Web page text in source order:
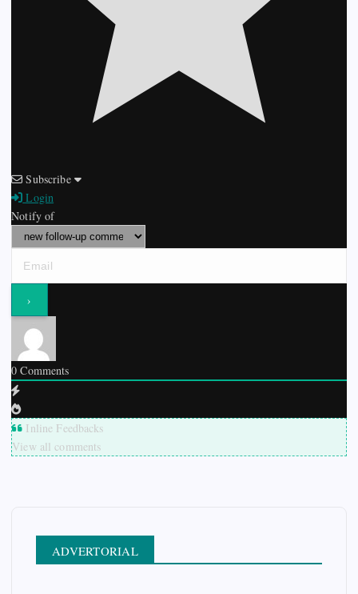
Subscribe
Login
Notify of
0 Comments
Inline Feedbacks
View all comments
ADVERTORIAL